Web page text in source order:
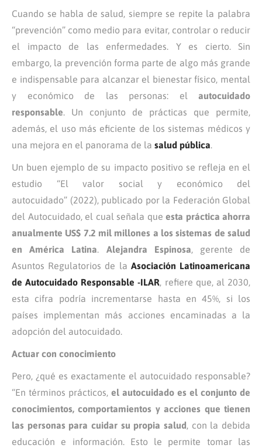
Cuando se habla de salud, siempre se repite la palabra
“prevención” como medio para evitar, controlar o reducir
el impacto de las enfermedades. Y es cierto. Sin
embargo, la prevención forma parte de algo más grande
e indispensable para alcanzar el bienestar físico, mental
y económico de las personas: el autocuidado
responsable. Un conjunto de prácticas que permite,
además, el uso más eficiente de los sistemas médicos y
una mejora en el panorama de la salud pública.
Un buen ejemplo de su impacto positivo se refleja en el
estudio “El valor social y económico del
autocuidado” (2022), publicado por la Federación Global
del Autocuidado, el cual señala que esta práctica ahorra
anualmente US$ 7.2 mil millones a los sistemas de salud
en América Latina. Alejandra Espinosa, gerente de
Asuntos Regulatorios de la Asociación Latinoamericana
de Autocuidado Responsable -ILAR, refiere que, al 2030,
esta cifra podría incrementarse hasta en 45%, si los
países implementan más acciones encaminadas a la
adopción del autocuidado.
Actuar con conocimiento
Pero, ¿qué es exactamente el autocuidado responsable?
“En términos prácticos, el autocuidado es el conjunto de
conocimientos, comportamientos y acciones que tienen
las personas para cuidar su propia salud , con la debida
educación e información. Esto le permite tomar las